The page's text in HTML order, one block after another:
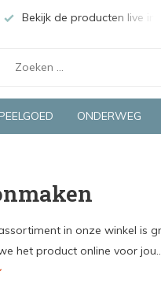
en snelle bezorging door
ONDERWEG
in onze winkel is
het product online voor